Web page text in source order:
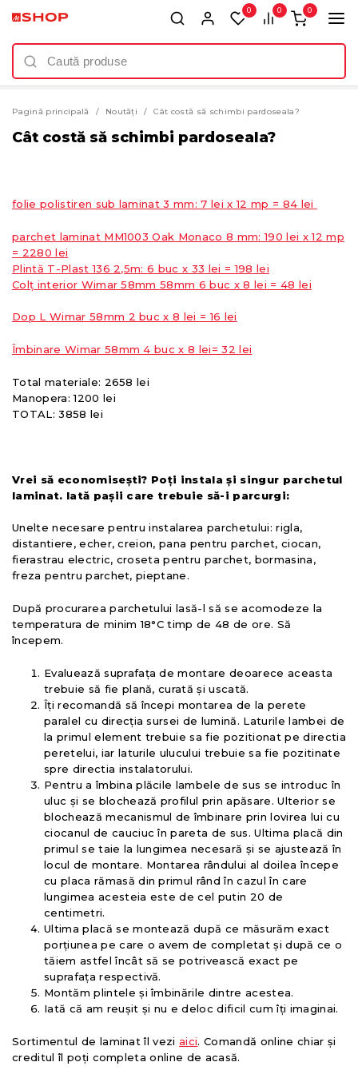
0 0 0
Pagină principală Noutăți Cât costă să schimbi pardoseala?
Cât costă să schimbi pardoseala?
folie polistiren sub laminat 3 mm: 7 lei x 12 mp = 84 lei
parchet laminat MM1003 Oak Monaco 8 mm: 190 lei x 12 mp
= 2280 lei
Plintă T-Plast 136 2,5m: 6 buc х 33 lei = 198 lei
Colț interior Wimar 58mm 58mm 6 buc х 8 lei = 48 lei
Dop L Wimar 58mm 2 buc х 8 lei = 16 lei
Îmbinare Wimar 58mm 4 buc х 8 lei= 32 lei
Total materiale: 2658 lei
Manopera: 1200 lei
TOTAL: 3858 lei
Vrei să economisești? Poți instala și singur parchetul
laminat. Iată pașii care trebuie să-i parcurgi:
Unelte necesare pentru instalarea parchetului: rigla,
distantiere, echer, creion, pana pentru parchet, ciocan,
fierastrau electric, croseta pentru parchet, bormasina,
freza pentru parchet, pieptane.
După procurarea parchetului lasă-l să se acomodeze la
temperatura de minim 18°C timp de 48 de ore. Să
începem.
Evaluează suprafața de montare deoarece aceasta
trebuie să fie plană, curată și uscată.
Îți recomandă să începi montarea de la perete
paralel cu direcția sursei de lumină. Laturile lambei de
la primul element trebuie sa fie pozitionat pe directia
peretelui, iar laturile ulucului trebuie sa fie pozitinate
spre directia instalatorului.
Pentru a îmbina plăcile lambele de sus se introduc în
uluc și se blochează profilul prin apăsare. Ulterior se
blochează mecanismul de îmbinare prin lovirea lui cu
ciocanul de cauciuc în pareta de sus. Ultima placă din
primul se taie la lungimea necesară și se ajustează în
locul de montare. Montarea rândului al doilea începe
cu placa rămasă din primul rând în cazul în care
lungimea acesteia este de cel putin 20 de
centimetri.
Ultima placă se montează după ce măsurăm exact
porțiunea pe care o avem de completat și după ce o
tăiem astfel încât să se potrivească exact pe
suprafața respectivă.
Montăm plintele și îmbinările dintre acestea.
Iată că am reușit și nu e deloc dificil cum îți imaginai.
Sortimentul de laminat îl veziaici. Comandă online chiar și
creditul îl poți completa online de acasă.